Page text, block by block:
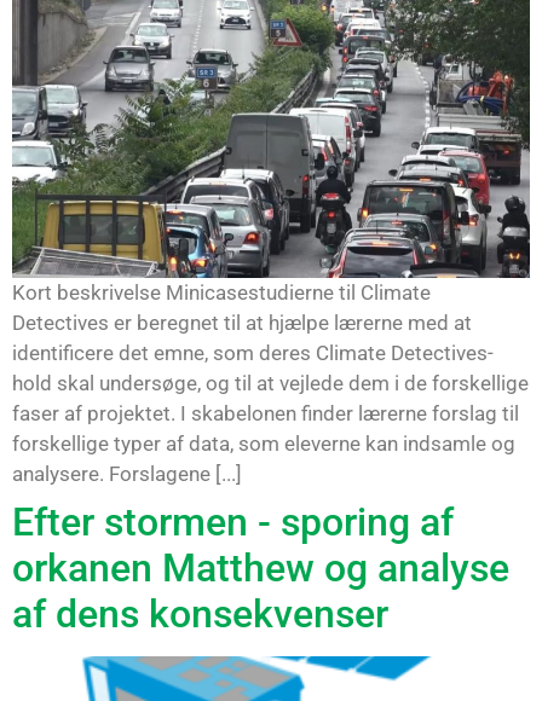
Kort beskrivelse Minicasestudierne til Climate
Detectives er beregnet til at hjælpe lærerne med at
identificere det emne, som deres Climate Detectives-
hold skal undersøge, og til at vejlede dem i de forskellige
faser af projektet. I skabelonen finder lærerne forslag til
forskellige typer af data, som eleverne kan indsamle og
analysere. Forslagene [...]
Efter stormen - sporing af
orkanen Matthew og analyse
af dens konsekvenser